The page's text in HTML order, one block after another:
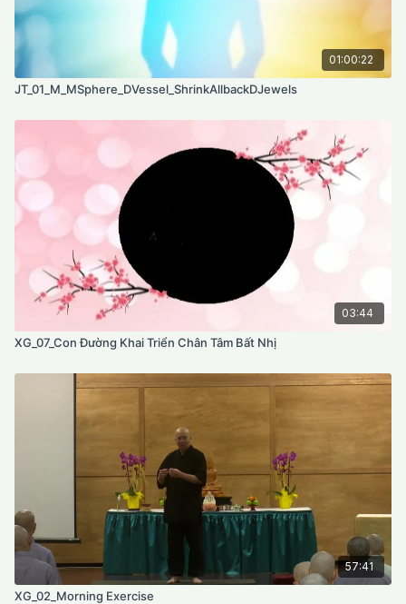
01:00:22
JT_01_M_MSphere_DVessel_ShrinkAllbackDJewels
03:44
XG_07_Con Đường Khai Triển Chân Tâm Bất Nhị
57:41
XG_02_Morning Exercise